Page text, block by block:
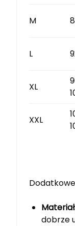
M
L
XL
XXL
Materiał
dobrze